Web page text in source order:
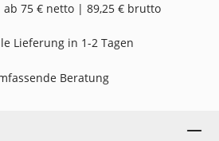
ab 75 € netto | 89,25 € brutto
Lieferung in 1-2 Tagen
Beratung